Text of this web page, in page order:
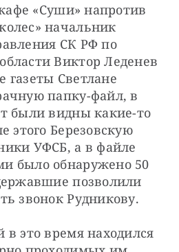
«Суши» напротив
начальник
СК РФ по
Виктор Леденев
газеты Светлане
папку-файл, в
были видны какие-то
этого Березовскую
УФСБ, а в файле
было обнаружено 50
позволили
звонок Рудникову.
в это время находился